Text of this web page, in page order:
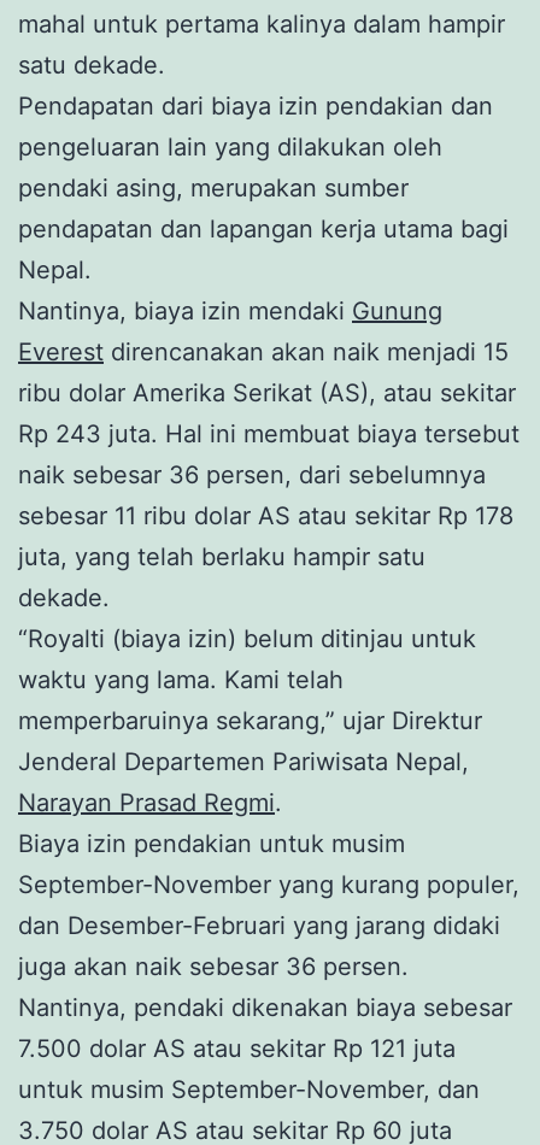
mahal untuk pertama kalinya dalam hampir
satu dekade.
Pendapatan dari biaya izin pendakian dan
pengeluaran lain yang dilakukan oleh
pendaki asing, merupakan sumber
pendapatan dan lapangan kerja utama bagi
Nepal.
Nantinya, biaya izin mendaki Gunung
Everest direncanakan akan naik menjadi 15
ribu dolar Amerika Serikat (AS), atau sekitar
Rp 243 juta. Hal ini membuat biaya tersebut
naik sebesar 36 persen, dari sebelumnya
sebesar 11 ribu dolar AS atau sekitar Rp 178
juta, yang telah berlaku hampir satu
dekade.
“Royalti (biaya izin) belum ditinjau untuk
waktu yang lama. Kami telah
memperbaruinya sekarang,” ujar Direktur
Jenderal Departemen Pariwisata Nepal,
Narayan Prasad Regmi.
Biaya izin pendakian untuk musim
September-November yang kurang populer,
dan Desember-Februari yang jarang didaki
juga akan naik sebesar 36 persen.
Nantinya, pendaki dikenakan biaya sebesar
7.500 dolar AS atau sekitar Rp 121 juta
untuk musim September-November, dan
3.750 dolar AS atau sekitar Rp 60 juta